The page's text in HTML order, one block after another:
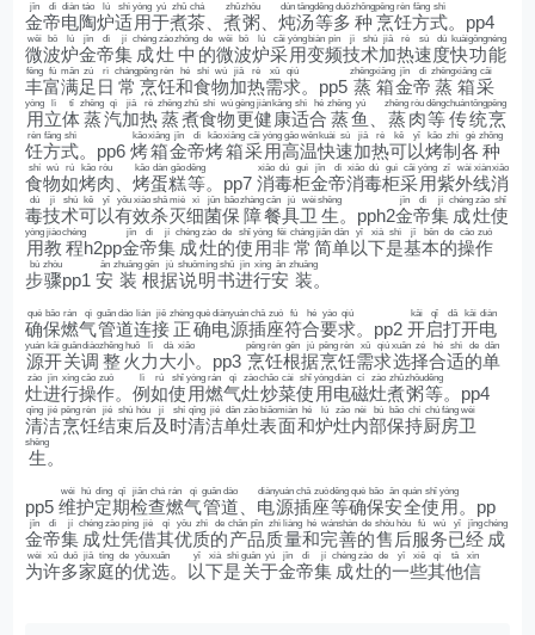
金
jīn
帝
dì
电
diàn
陶
táo
炉
lú
适
shì
用
yòng
于
yú
煮
zhǔ
茶
chá
、煮
zhǔ
粥
zhōu
、炖
dùn
汤
tāng
等
děng
多
duō
种
zhǒng
烹
pēng
饪
rèn
方
fāng
式
shì
。pp4
微
wēi
波
bō
炉
lú
金
jīn
帝
dì
集
jí
成
chéng
灶
zào
中
zhōng
的
de
微
wēi
波
bō
炉
lú
采
cǎi
用
yòng
变
biàn
频
pín
技
jì
术
shù
加
jiā
热
rè
速
sù
度
dù
快
kuài
功
gōng
能
néng
丰
fēng
富
fù
满
mǎn
足
zú
日
rì
常
cháng
烹
pēng
饪
rèn
和
hé
食
shí
物
wù
加
jiā
热
rè
需
xū
求
qiú
。pp5 蒸
zhēng
箱
xiāng
金
jīn
帝
dì
蒸
zhēng
箱
xiāng
采
cǎi
用
yòng
立
lì
体
tǐ
蒸
zhēng
汽
qì
加
jiā
热
rè
蒸
zhēng
煮
zhǔ
食
shí
物
wù
更
gèng
健
jiàn
康
kāng
适
shì
合
hé
蒸
zhēng
鱼
yú
蒸
zhēng
肉
ròu
等
děng
传
chuán
统
tǒng
烹
pēng
饪
rèn
方
fāng
式
shì
。pp6烤
kǎo
箱
xiāng
金
jīn
帝
dì
烤
kǎo
箱
xiāng
采
cǎi
用
yòng
高
gāo
温
wēn
快
kuài
速
sù
加
jiā
热
rè
可
kě
以
yǐ
烤
kǎo
制
zhì
各
gè
种
zhǒng
食
shí
物
wù
如
rú
烤
kǎo
肉
ròu
、烤
kǎo
蛋
dàn
糕
gāo
等
děng
。pp7消
xiāo
毒
dú
柜
guì
金
jīn
帝
dì
消
xiāo
毒
dú
柜
guì
采
cǎi
用
yòng
紫
zǐ
外
wài
线
xiàn
消
xiāo
毒
dú
技
jì
术
shù
可
kě
以
yǐ
有
yǒu
效
xiào
杀
shā
灭
miè
细
xì
菌
jūn
保
bǎo
障
zhàng
餐
cān
具
jù
卫
wèi
生
shēng
。pph2金
jīn
帝
dì
集
jí
成
chéng
灶
zào
使
shǐ
用
yòng
教
jiào
程
chéng
h2pp金
jīn
帝
dì
集
jí
成
chéng
灶
zào
的
de
使
shǐ
用
yòng
非
fēi
常
cháng
简
jiǎn
单
dān
以
yǐ
下
xià
是
shì
基
jī
本
běn
的
de
操
cāo
作
zuò
步
bù
骤
zhòu
pp1安
ān
装
zhuāng
根
gēn
据
jù
说
shuō
明
míng
书
shū
进
jìn
行
xíng
安
ān
装
zhuāng
。
确
què
保
bǎo
燃
rán
气
qì
管
guǎn
道
dào
连
lián
接
jiē
正
zhèng
确
què
电
diàn
源
yuán
插
chā
座
zuò
符
fú
合
hé
要
yào
求
qiú
。pp2开
kāi
启
qǐ
打
dǎ
开
kāi
电
diàn
源
yuán
开
kāi
关
guān
调
diào
整
zhěng
火
huǒ
力
lì
大
dà
小
xiǎo
。pp3 烹
pēng
饪
rèn
根
gēn
据
jù
烹
pēng
饪
rèn
需
xū
求
qiú
选
xuǎn
择
zé
合
hé
适
shì
的
de
单
dān
灶
zào
进
jìn
行
xíng
操
cāo
作
zuò
。例
lì
如
rú
使
shǐ
用
yòng
燃
rán
气
qì
灶
zào
炒
chǎo
菜
cài
使
shǐ
用
yòng
电
diàn
磁
cí
灶
zào
煮
zhǔ
粥
zhōu
等
děng
。pp4
清
qīng
洁
jié
烹
pēng
饪
rèn
结
jié
束
shù
后
hòu
及
jí
时
shí
清
qīng
洁
jié
单
dān
灶
zào
表
biǎo
面
miàn
和
hé
炉
lú
灶
zào
内
nèi
部
bù
保
bǎo
持
chí
厨
chú
房
fáng
卫
wèi
生
shēng
。
pp5维
wéi
护
hù
定
dìng
期
qī
检
jiǎn
查
chá
燃
rán
气
qì
管
guǎn
道
dào
电
diàn
源
yuán
插
chā
座
zuò
等
děng
确
què
保
bǎo
安
ān
全
quán
使
shǐ
用
yòng
。pp
金
jīn
帝
dì
集
jí
成
chéng
灶
zào
凭
píng
借
jiè
其
qí
优
yōu
质
zhì
的
de
产
chǎn
品
pǐn
质
zhì
量
liàng
和
hé
完
wán
善
shàn
的
de
售
shòu
后
hòu
服
fú
务
wù
已
yǐ
经
jīng
成
chéng
为
wèi
许
xǔ
多
duō
家
jiā
庭
tíng
的
de
优
yōu
选
xuǎn
。 以
yǐ
下
xià
是
shì
关
guān
于
yú
金
jīn
帝
dì
集
jí
成
chéng
灶
zào
的
de
一
yī
些
xiē
其
qí
他
tā
信
xìn